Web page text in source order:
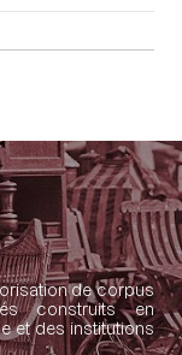
de corpus
construits en
et des institutions